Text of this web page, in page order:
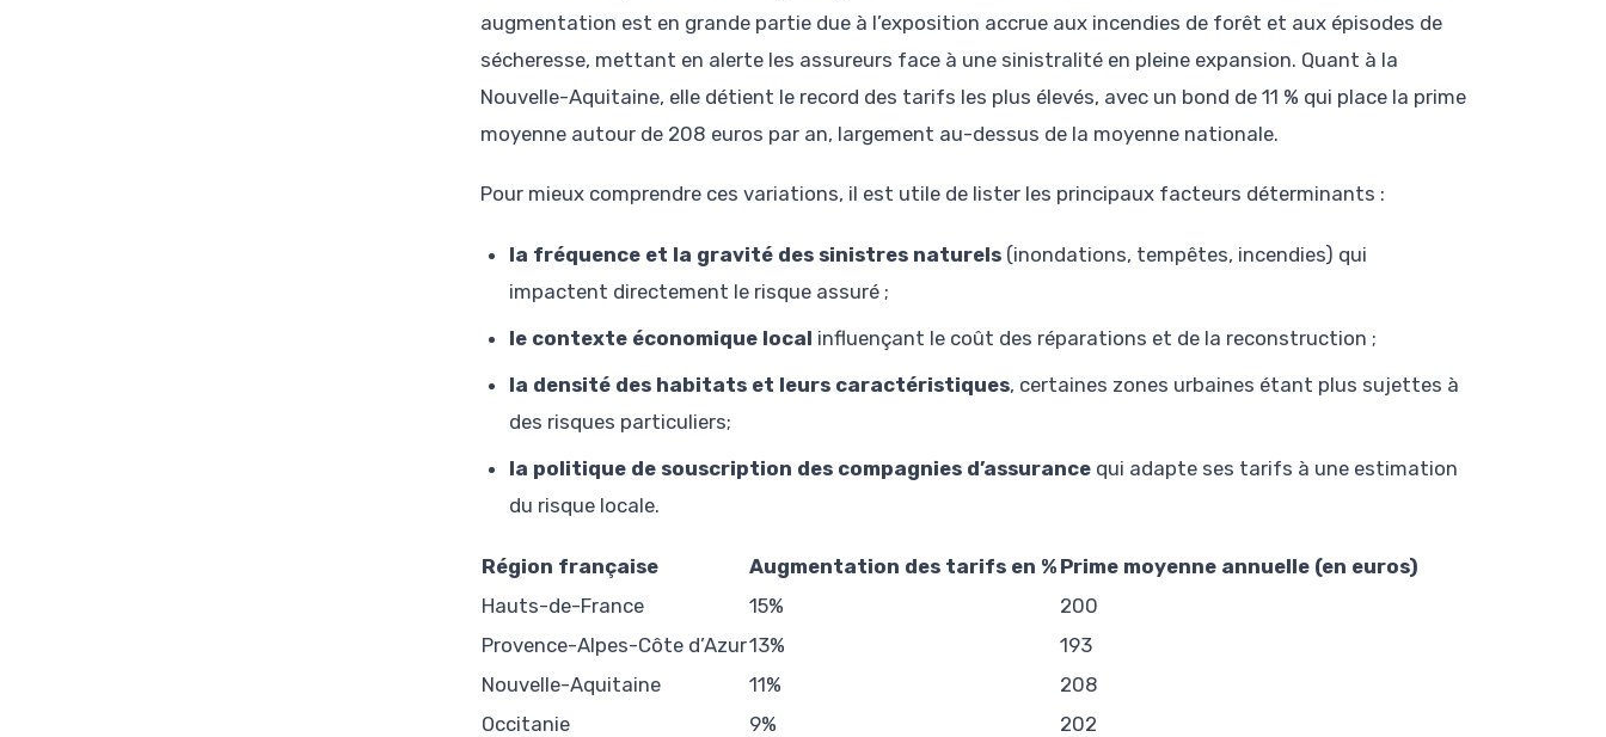
augmentation est en grande partie due à l’exposition accrue aux incendies de forêt et aux épisodes de
sécheresse, mettant en alerte les assureurs face à une sinistralité en pleine expansion. Quant à la
Nouvelle-Aquitaine, elle détient le record des tarifs les plus élevés, avec un bond de 11 % qui place la prime
moyenne autour de 208 euros par an, largement au-dessus de la moyenne nationale.
Pour mieux comprendre ces variations, il est utile de lister les principaux facteurs déterminants :
la fréquence et la gravité des sinistres naturels (inondations, tempêtes, incendies) qui
impactent directement le risque assuré ;
le contexte économique local influençant le coût des réparations et de la reconstruction ;
la densité des habitats et leurs caractéristiques, certaines zones urbaines étant plus sujettes à
des risques particuliers;
la politique de souscription des compagnies d’assurance qui adapte ses tarifs à une estimation
du risque locale.
Région française Augmentation des tarifs en % Prime moyenne annuelle (en euros)
Hauts-de-France
15%
200
Provence-Alpes-Côte d’Azur13%
193
Nouvelle-Aquitaine
11%
208
Occitanie
9% 202